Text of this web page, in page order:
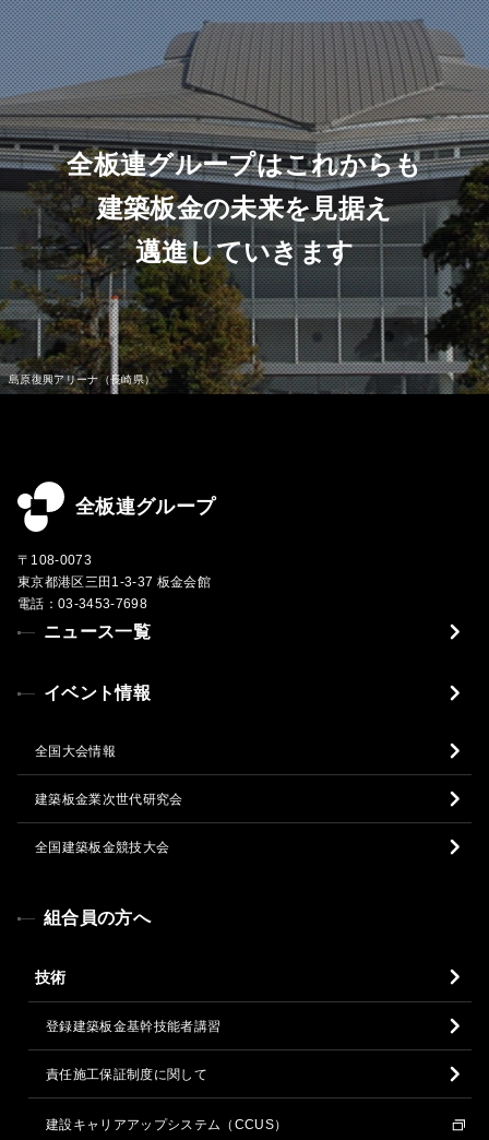
全板連グループはこれからも
建築板金の未来を見据え
邁進していきます
全板連グループ
〒108-0073
東京都港区三田1-3-37 板金会館
電話：03-3453-7698
ニュース一覧
イベント情報
全国大会情報
建築板金業次世代研究会
全国建築板金競技大会
組合員の方へ
技術
登録建築板金基幹技能者講習
責任施工保証制度に関して
建設キャリアアップシステム（CCUS）